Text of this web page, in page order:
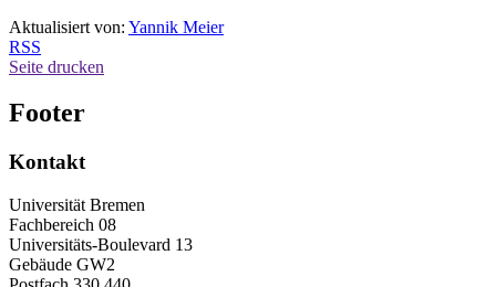
Aktualisiert von: Yannik Meier
RSS
Seite drucken
Footer
Kontakt
Universität Bremen
Fachbereich 08
Universitäts-Boulevard 13
Gebäude GW2